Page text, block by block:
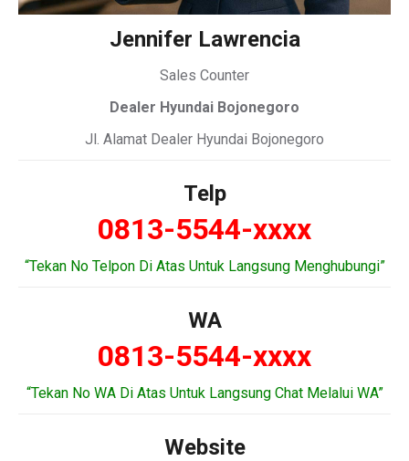
Jennifer Lawrencia
Sales Counter
Dealer Hyundai Bojonegoro
Jl. Alamat Dealer Hyundai Bojonegoro
Telp
0813-5544-xxxx
“Tekan No Telpon Di Atas Untuk Langsung Menghubungi”
WA
0813-5544-xxxx
“Tekan No WA Di Atas Untuk Langsung Chat Melalui WA”
Website